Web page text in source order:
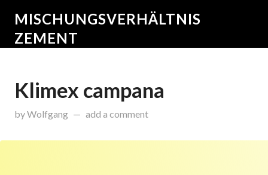
MISCHUNGSVERHÄLTNIS
ZEMENT
Klimex campana
byWolfgang onDezember 12, 2016
add a comment